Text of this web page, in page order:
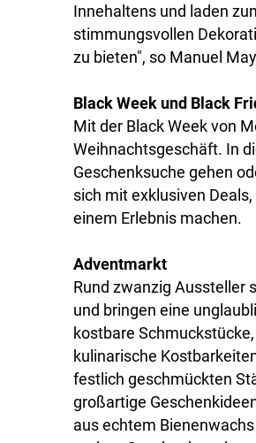
Innehaltens und laden
stimmungsvollen
zu bieten", so Manuel
Black Week und Black
Mit der Black Week von
Weihnachtsgeschäft. In
Geschenksuche gehen
sich mit exklusiven
einem Erlebnis machen.
Adventmarkt
Rund zwanzig Aussteller
und bringen eine
kostbare
kulinarische
festlich geschmückten
großartige
aus echtem